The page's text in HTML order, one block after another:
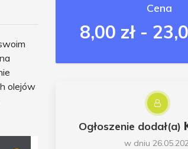
olejów
Cena
8,00 zł -
Ogłoszenie dodał(a)
w dniu